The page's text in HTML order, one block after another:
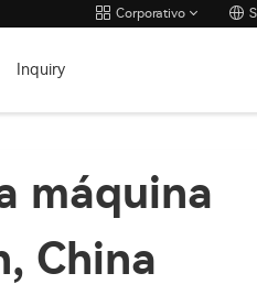
Corporativo
Inquiry
máquina
China